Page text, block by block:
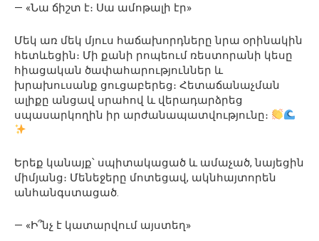
— «Նա ճիշտ է։ Սա ամոթալի էր»
Մեկ առ մեկ մյուս հաճախորդները նրա օրինակին
հետևեցին։ Մի քանի րոպեում ռեստորանի կեսը
հիացական ծափահարություններ և
խրախուսանք ցուցաբերեց։ Հետաճանաչման
ալիքը անցավ սրահով և վերադարձրեց
սպասարկողին իր արժանապատվությունը։
Երեք կանայք՝ սպիտակացած և ամաչած, նայեցին
միմյանց։ Մենեջերը մոտեցավ, ակնհայտորեն
անհանգստացած.
— «Ի՞նչ է կատարվում այստեղ»